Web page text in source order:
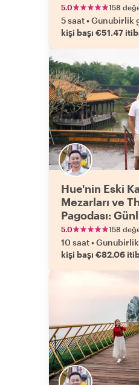
5.0 158
5 saat•Gunubirlik
kişi başı €51.47
Hue'nin Eski
Mezarları ve
Pagodası:
5.0 158
10 saat•
kişi başı €82.06